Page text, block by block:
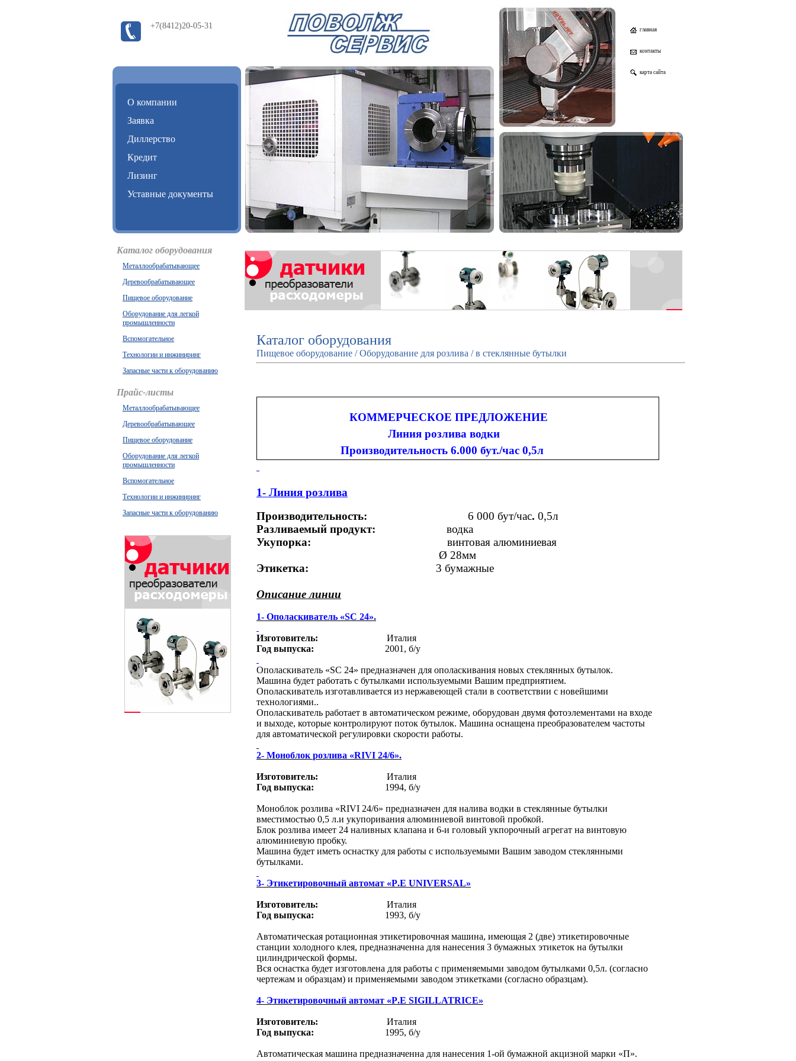
+7(8412)20-05-31
О компании
Заявка
Диллерство
Кредит
Лизинг
Уставные документы
Каталог оборудования
Металлообрабатывающее
Деревообрабатывающее
Пищевое оборудование
Оборудование для легкой
промышленности
Вспомогательное
Технологии и инжиниринг
Запасные части к оборудованию
Прайс-листы
Металлообрабатывающее
Деревообрабатывающее
Пищевое оборудование
Оборудование для легкой
промышленности
Вспомогательное
Технологии и инжиниринг
Запасные части к оборудованию
главная
контакты
карта сайта
Каталог оборудования
Пищевое оборудование / Оборудование для розлива / в стеклянные бутылки
КОММЕРЧЕСКОЕ ПРЕДЛОЖЕНИЕ
Линия розлива водки
Производительность 6.000 бут./час 0,5л
1- Линия розлива
Производительность:
6 000 бут/час. 0,5л
Разливаемый продукт:
водка
Укупорка:
винтовая алюминиевая
Ø 28мм
Этикетка:
3 бумажные
Описание линии
1- Ополаскиватель «SC 24».
Изготовитель:
Италия
Год выпуска:
2001, б/у
Ополаскиватель «SC 24» предназначен для ополаскивания новых стеклянных бутылок.
Машина будет работать с бутылками используемыми Вашим предприятием.
Ополаскиватель изготавливается из нержавеющей стали в соответствии с новейшими
технологиями..
Ополаскиватель работает в автоматическом режиме, оборудован двумя фотоэлементами на входе
и выходе, которые контролируют поток бутылок. Машина оснащена преобразователем частоты
для автоматической регулировки скорости работы.
2- Моноблок розлива «RIVI 24/6».
Изготовитель:
Италия
Год выпуска:
1994, б/у
Моноблок розлива «RIVI 24/6» предназначен для налива водки в стеклянные бутылки
вместимостью 0,5 л.и укупоривания алюминиевой винтовой пробкой.
Блок розлива имеет 24 наливных клапана и 6-и головый укпорочный агрегат на винтовую
алюминиевую пробку.
Машина будет иметь оснастку для работы с используемыми Вашим заводом стеклянными
бутылками.
3- Этикетировочный автомат «P.E UNIVERSAL»
Изготовитель:
Италия
Год выпуска:
1993, б/у
Автоматическая ротационная этикетировочная машина, имеющая 2 (две) этикетировочные
станции холодного клея, предназначенна для нанесения 3 бумажных этикеток на бутылки
цилиндрической формы.
Вся оснастка будет изготовлена для работы с применяемыми заводом бутылками 0,5л. (согласно
чертежам и образцам) и применяемыми заводом этикетками (согласно образцам).
4- Этикетировочный автомат «P.E SIGILLATRICE»
Изготовитель:
Италия
Год выпуска:
1995, б/у
Автоматическая машина предназначенна для нанесения 1-ой бумажной акцизной марки «П».